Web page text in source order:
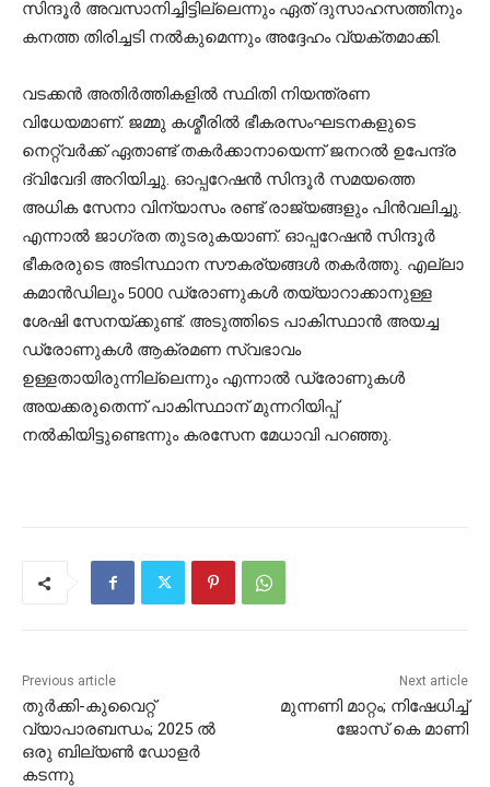
സിന്ദൂര്‍ അവസാനിച്ചിട്ടില്ലെന്നും ഏത് ദുസാഹസത്തിനും
കനത്ത തിരിച്ചടി നല്‍കുമെന്നും അദ്ദേഹം വ്യക്തമാക്കി.
വടക്കന്‍ അതിര്‍ത്തികളില്‍ സ്ഥിതി നിയന്ത്രണ
വിധേയമാണ്. ജമ്മു കശ്മീരില്‍ ഭീകരസംഘടനകളുടെ
നെറ്റ്വര്‍ക്ക് ഏതാണ്ട് തകര്‍ക്കാനായെന്ന് ജനറല്‍ ഉപേന്ദ്ര
ദ്വിവേദി അറിയിച്ചു. ഓപ്പറേഷന്‍ സിന്ദൂര്‍ സമയത്തെ
അധിക സേനാ വിന്യാസം രണ്ട് രാജ്യങ്ങളും പിന്‍വലിച്ചു.
എന്നാല്‍ ജാഗ്രത തുടരുകയാണ്. ഓപ്പറേഷന്‍ സിന്ദൂര്‍
ഭീകരരുടെ അടിസ്ഥാന സൗകര്യങ്ങള്‍ തകര്‍ത്തു. എല്ലാ
കമാന്‍ഡിലും 5000 ഡ്രോണുകള്‍ തയ്യാറാക്കാനുള്ള
ശേഷി സേനയ്ക്കുണ്ട്. അടുത്തിടെ പാകിസ്ഥാന്‍ അയച്ച
ഡ്രോണുകള്‍ ആക്രമണ സ്വഭാവം
ഉള്ളതായിരുന്നില്ലെന്നും എന്നാല്‍ ഡ്രോണുകള്‍
അയക്കരുതെന്ന് പാകിസ്ഥാന് മുന്നറിയിപ്പ്
നല്‍കിയിട്ടുണ്ടെന്നും കരസേന മേധാവി പറഞ്ഞു.
Previous article
തുര്‍ക്കി-കുവൈറ്റ്
വ്യാപാരബന്ധം; 2025 ല്‍
ഒരു ബില്യണ്‍ ഡോളർ
കടന്നു
Next article
മുന്നണി മാറ്റം; നിഷേധിച്ച്
ജോസ് കെ മാണി